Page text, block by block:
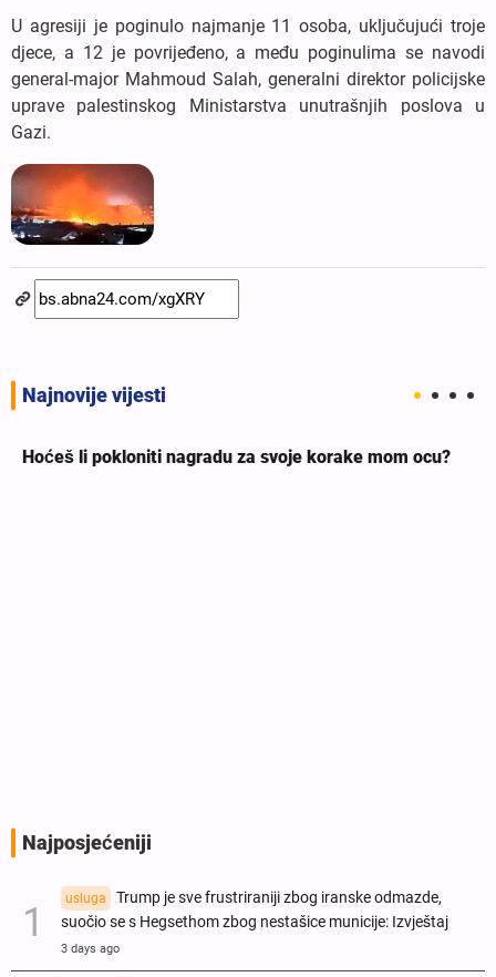
U agresiji je poginulo najmanje 11 osoba, uključujući troje
djece, a 12 je povrijeđeno, a među poginulima se navodi
general-major Mahmoud Salah, generalni direktor policijske
uprave palestinskog Ministarstva unutrašnjih poslova u
Gazi.
Najnovije vijesti
Hoćeš li pokloniti nagradu za svoje korake mom ocu?
Najposjećeniji
usluga
Trump je sve frustriraniji zbog iranske odmazde,
suočio se s Hegsethom zbog nestašice municije: Izvještaj
3 days ago